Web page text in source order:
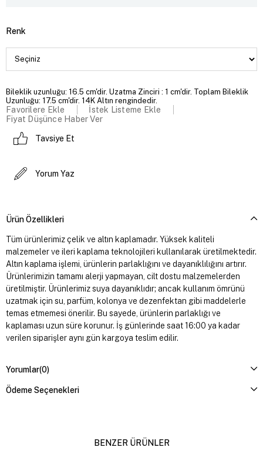
Renk
Bileklik uzunluğu: 16.5 cm'dir. Uzatma Zinciri : 1 cm'dir. Toplam Bileklik
Uzunluğu: 17.5 cm'dir. 14K Altın rengindedir.
Favorilere Ekle
İstek Listeme Ekle
Fiyat Düşünce Haber Ver
Tavsiye Et
Yorum Yaz
Ürün Özellikleri
Tüm ürünlerimiz çelik ve altın kaplamadır. Yüksek kaliteli
malzemeler ve ileri kaplama teknolojileri kullanılarak üretilmektedir.
Altın kaplama işlemi, ürünlerin parlaklığını ve dayanıklılığını artırır.
Ürünlerimizin tamamı alerji yapmayan, cilt dostu malzemelerden
üretilmiştir. Ürünlerimiz suya dayanıklıdır; ancak kullanım ömrünü
uzatmak için su, parfüm, kolonya ve dezenfektan gibi maddelerle
temas etmemesi önerilir. Bu sayede, ürünlerin parlaklığı ve
kaplaması uzun süre korunur. İş günlerinde saat 16:00 ya kadar
verilen siparişler aynı gün kargoya teslim edilir.
Yorumlar(0)
Ödeme Seçenekleri
BENZER ÜRÜNLER